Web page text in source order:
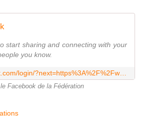
start sharing and connecting with your
you know.
Facebook de la Fédération